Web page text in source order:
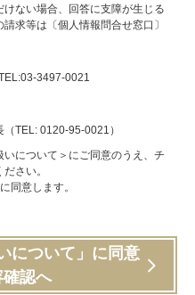
ない場合、回答に支障が生じる
求等は〔個人情報問合せ窓口〕
3497-0021
TEL: 0120-95-0021）
について＞にご同意のうえ、チ
さい。
同意します。
について」に同意
確認へ